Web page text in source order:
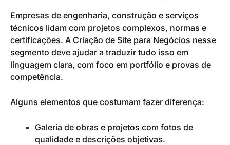
Empresas de engenharia, construção e serviços
técnicos lidam com projetos complexos, normas e
certificações. A Criação de Site para Negócios nesse
segmento deve ajudar a traduzir tudo isso em
linguagem clara, com foco em portfólio e provas de
competência.
Alguns elementos que costumam fazer diferença:
Galeria de obras e projetos com fotos de
qualidade e descrições objetivas.